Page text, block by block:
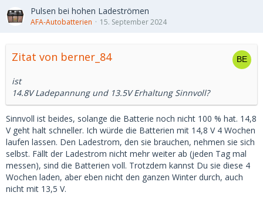
Pulsen bei hohen Ladeströmen
AFA-Autobatterien 15. September 2024
Zitat von berner_84
ist
14.8V Ladepannung und 13.5V Erhaltung Sinnvoll?
Sinnvoll ist beides, solange die Batterie noch nicht 100 % hat. 14,8
V geht halt schneller. Ich würde die Batterien mit 14,8 V 4 Wochen
laufen lassen. Den Ladestrom, den sie brauchen, nehmen sie sich
selbst. Fällt der Ladestrom nicht mehr weiter ab (jeden Tag mal
messen), sind die Batterien voll. Trotzdem kannst Du sie diese 4
Wochen laden, aber eben nicht den ganzen Winter durch, auch
nicht mit 13,5 V.